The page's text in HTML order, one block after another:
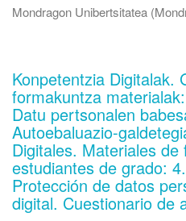
Mondragon Unibertsitatea (
Konpetentzia Digitalak.
formakuntza
Datu pertsonalen
Autoebaluazio-
Digitales. Materiales
estudiantes de grado:
Protección de datos
digital. Cuestionario de